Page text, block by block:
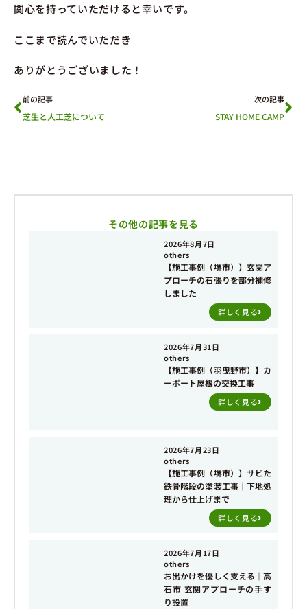
関心を持っていただけると幸いです。
ここまで読んでいただき
ありがとうございました！
前の記事
芝生と人工芝について
次の記事
STAY HOME CAMP
その他の記事を見る
2026年8月7日
others
【施工事例（堺市）】玄関ア
プローチの石張りを部分補修
しました
詳しく見る
2026年7月31日
others
【施工事例（羽曳野市）】カ
ーポート屋根の交換工事
詳しく見る
2026年7月23日
others
【施工事例（堺市）】サビた
鉄骨階段の塗装工事｜下地処
理から仕上げまで
詳しく見る
2026年7月17日
others
お出かけを優しく支える｜高
石市 玄関アプローチの手す
り設置